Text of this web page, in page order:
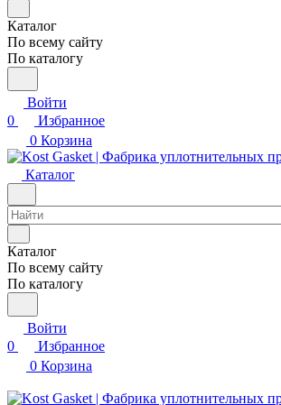
Каталог
По всему сайту
По каталогу
Войти
0
Избранное
0 Корзина
Каталог
Каталог
По всему сайту
По каталогу
Войти
0
Избранное
0 Корзина